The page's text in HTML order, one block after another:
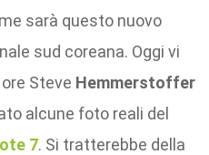
sarà questo nuovo
sud coreana. Oggi vi
Steve Hemmerstoffer
alcune foto reali del
7. Si tratterebbe della